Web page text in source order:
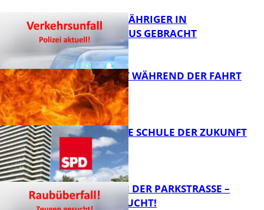
FB News
UNFALL: 58-JÄHRIGER IN
KRANKENHAUS GEBRACHT
FB News
AUTO FÄNGT WÄHREND DER FAHRT
FEUER
WIE SIEHT DIE SCHULE DER ZUKUNFT
AUS?
ÜBERFALL IN DER PARKSTRASSE – Z
EUGEN GESUCHT!